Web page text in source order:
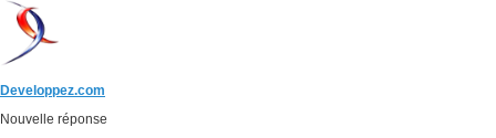
Developpez.com
Nouvelle réponse